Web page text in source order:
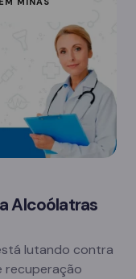
Alcoólatras
lutando contra
recuperação